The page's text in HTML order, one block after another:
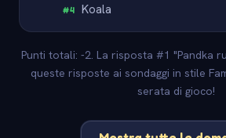
#4 Koala
Punti totali: -2. La risposta #1 "Pandka
queste risposte ai sondaggi in stile
serata di gioco!